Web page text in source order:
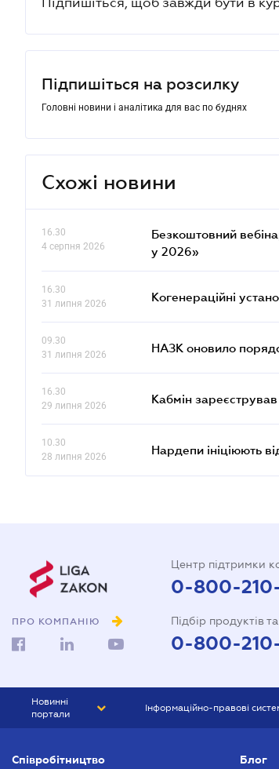
Підпишіться, щоб завжди бути в
Підпишіться на розсилку
Головні новини і аналітика для вас по буднях
Схожі новини
16.30
4 серпня 2026
Безкоштовний
у 2026»
16.30
31 липня 2026
Когенераційні
09.30
31 липня 2026
НАЗК оновило
16.30
29 липня 2026
Кабмін
10.30
28 липня 2026
Нардепи ініціюють
ПРО КОМПАНІЮ
Центр підтримки
0-800-
Підбір продуктів
0-800-
Новинні
портали
Інформаційно-правові
Співробітництво Блог